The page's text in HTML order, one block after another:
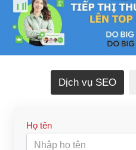
Dịch vụ SEO
Họ tên